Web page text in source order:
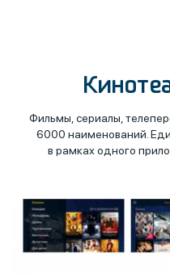
Фильмы, сериалы,
6000 наименований.
в рамках одного